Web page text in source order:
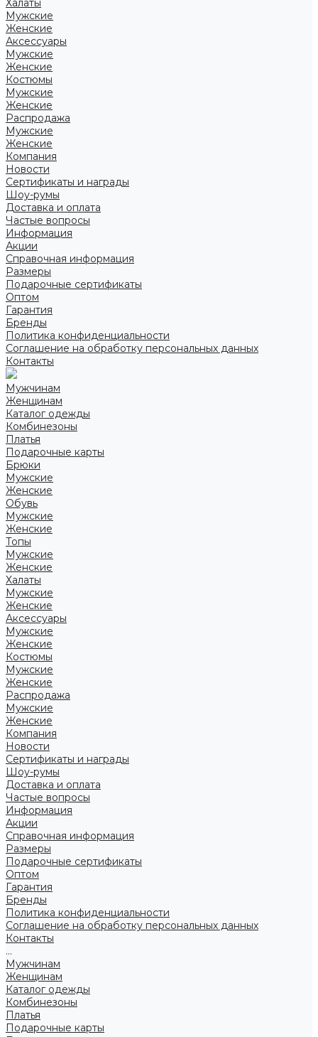
Халаты
Мужские
Женские
Аксессуары
Мужские
Женские
Костюмы
Мужские
Женские
Распродажа
Мужские
Женские
Компания
Новости
Сертификаты и награды
Шоу-румы
Доставка и оплата
Частые вопросы
Информация
Акции
Справочная информация
Размеры
Подарочные сертификаты
Оптом
Гарантия
Бренды
Политика конфиденциальности
Соглашение на обработку персональных данных
Контакты
Мужчинам
Женщинам
Каталог одежды
Комбинезоны
Платья
Подарочные карты
Брюки
Мужские
Женские
Обувь
Мужские
Женские
Топы
Мужские
Женские
Халаты
Мужские
Женские
Аксессуары
Мужские
Женские
Костюмы
Мужские
Женские
Распродажа
Мужские
Женские
Компания
Новости
Сертификаты и награды
Шоу-румы
Доставка и оплата
Частые вопросы
Информация
Акции
Справочная информация
Размеры
Подарочные сертификаты
Оптом
Гарантия
Бренды
Политика конфиденциальности
Соглашение на обработку персональных данных
Контакты
...
Мужчинам
Женщинам
Каталог одежды
Комбинезоны
Платья
Подарочные карты